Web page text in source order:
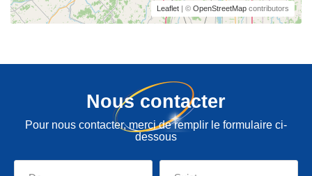
Leaflet | © OpenStreetMap contributors
Nous contacter
Pour nous contacter, merci de remplir le formulaire ci-
dessous